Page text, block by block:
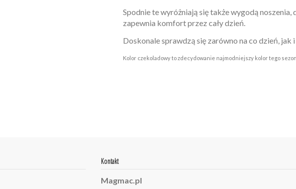
Spodnie te wyróżniają się także wygodą
zapewnia komfort przez cały dzień.
Doskonale sprawdzą się zarówno na co dzień, jak
Kolor czekoladowy to zdecydowanie najmodniejszy kolor tego
Kontakt
Magmac.pl